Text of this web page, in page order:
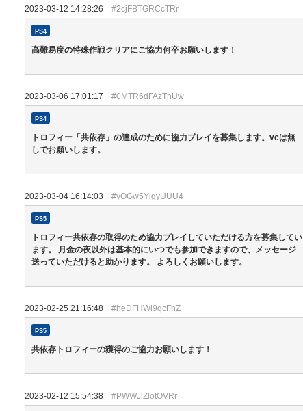
2023-03-12 14:28:26 #2cjFBTGRCcTRr
PS4
高難易度の特殊作戦クリアにご協力何卒お願いします！
2023-03-06 17:01:17 #0MTR6dFAzTnUw
PS4
トロフィー「共依存」の達成のために協力プレイを募集します。vcは無
しでお願いします。
2023-03-04 16:14:03 #yOGw5YlgyUUU4
PS5
トロフィー共依存の取得のため協力プレイしていただける方を募集してい
ます。 月金の夜以外は基本的にいつでも参加できますので、メッセージ
送っていただけると助かります。 よろしくお願いします。
2023-02-25 21:16:48 #heDFHWl9qcFhZ
PS5
共依存トロフィーの獲得のご協力お願いします！
2023-02-12 15:54:38 #PWWJlZlotOVRr